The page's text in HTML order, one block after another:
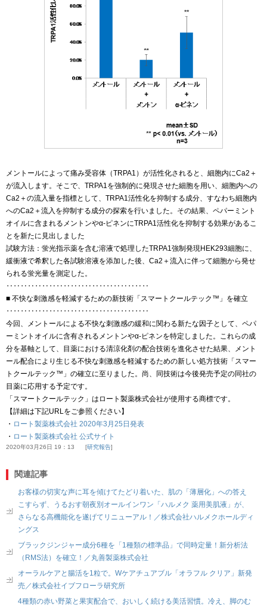
メントールによって痛み受容体（TRPA1）が活性化されると、細胞内にCa2＋
が流入します。そこで、TRPA1を強制的に発現させた細胞を用い、細胞内への
Ca2＋の流入量を指標として、TRPA1活性化を抑制する成分、すなわち細胞内
へのCa2＋流入を抑制する成分の探索を行いました。その結果、ペパーミント
オイルに含まれるメントンやα-ピネンにTRPA1活性化を抑制する効果があるこ
とを新たに見出しました
試験方法：蛍光指示薬を含む溶液で処理したTRPA1強制発現HEK293細胞に、
緩衝液で希釈した各試験溶液を添加した後、Ca2＋流入に伴って細胞から発せ
られる蛍光量を測定した。
‥‥‥‥‥‥‥‥‥‥‥‥‥‥‥‥‥‥‥‥
■ 不快な刺激感を軽減するための新技術「スマートクールテック™」を確立
‥‥‥‥‥‥‥‥‥‥‥‥‥‥‥‥‥‥‥‥
今回、メントールによる不快な刺激感の緩和に関わる新たな因子として、ペパ
ーミントオイルに含有されるメントンやα-ピネンを特定しました。これらの成
分を基軸として、目薬における清涼化剤の配合技術を進化させた結果、メント
ール配合により生じる不快な刺激感を軽減するための新しい処方技術「スマー
トクールテック™」の確立に至りました。尚、同技術は今後発売予定の同社の
目薬に応用する予定です。
「スマートクールテック」はロート製薬株式会社が使用する商標です。
【詳細は下記URLをご参照ください】
・ ロート製薬株式会社 2020年3月25日発表
・ ロート製薬株式会社 公式サイト
2020年03月26日 19：13 研究報告
関連記事
お客様の切実な声に耳を傾けてたどり着いた、肌の「薄層化」への答え
こすらず、うるおす朝夜別オールインワン「ハルメク 薬用美肌液」が、
さらなる高機能化を遂げてリニューアル！／株式会社ハルメクホールディ
ングス
ブラックジンジャー成分6種を「1種類の標準品」で同時定量！新分析法
（RMS法）を確立！／丸善製薬株式会社
オーラルケアと腸活を1粒で。Wケアチュアブル「オラフル クリア」新発
売／株式会社イブフローラ研究所
4種類の赤い野菜と果実配合で、おいしく続ける美活習慣。冷え、脚のむ